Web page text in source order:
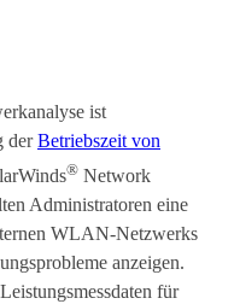
ist
derBetriebszeit von
® Network
Administratoren eine
WLAN-Netzwerks
anzeigen.
für